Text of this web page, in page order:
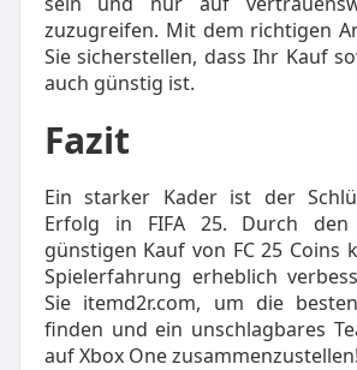
zuzugreifen. Mit dem richtigen
Sie sicherstellen, dass Ihr Kauf
auch günstig ist.
Fazit
Ein starker Kader ist der
Erfolg in FIFA 25. Durch den
günstigen Kauf von FC 25 Coins
Spielerfahrung erheblich
Sie itemd2r.com, um die
finden und ein unschlagbares
auf Xbox One zusammenzustellen!